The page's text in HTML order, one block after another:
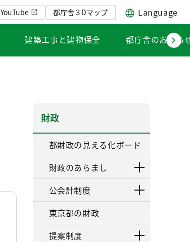
YouTube 都庁舎３Dマップ Language
建築工事と建物保全 都庁舎のお知ら
財政
都財政の見える化ボード
財政のあらまし
公会計制度
東京都の財政
提案制度